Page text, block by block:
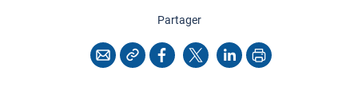
Partagercette page
CourrielCopier l'adresse
Facebook
X LinkedInImprimer